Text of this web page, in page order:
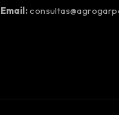
Email: